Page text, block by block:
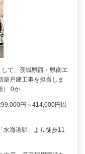
て、茨城県西・県南エ
築戸建工事を担当しま
） 0か…
円～414,000円以
水海道駅」より徒歩11